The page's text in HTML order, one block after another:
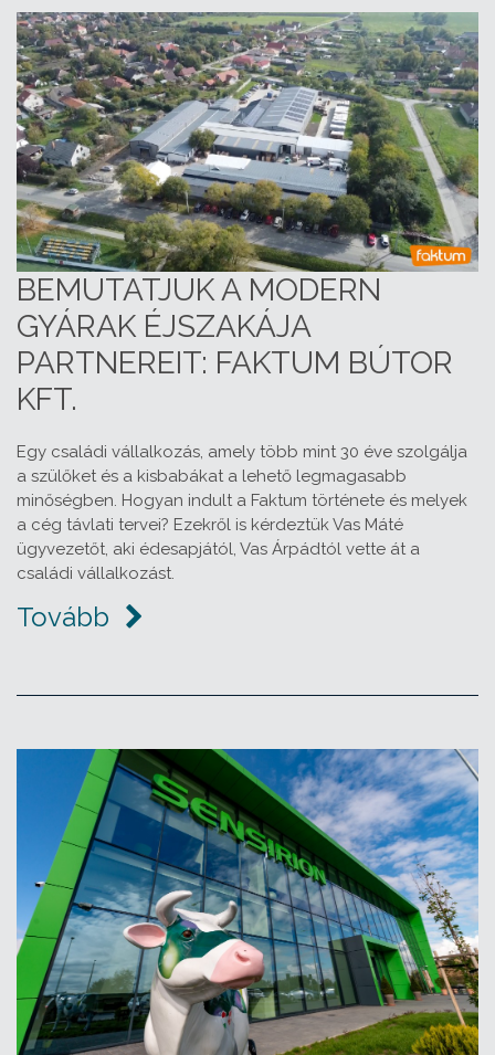
BEMUTATJUK A MODERN
GYÁRAK ÉJSZAKÁJA
PARTNEREIT: FAKTUM BÚTOR
KFT.
Egy családi vállalkozás, amely több mint 30 éve szolgálja
a szülőket és a kisbabákat a lehető legmagasabb
minőségben. Hogyan indult a Faktum története és melyek
a cég távlati tervei? Ezekről is kérdeztük Vas Máté
ügyvezetőt, aki édesapjától, Vas Árpádtól vette át a
családi vállalkozást.
Tovább